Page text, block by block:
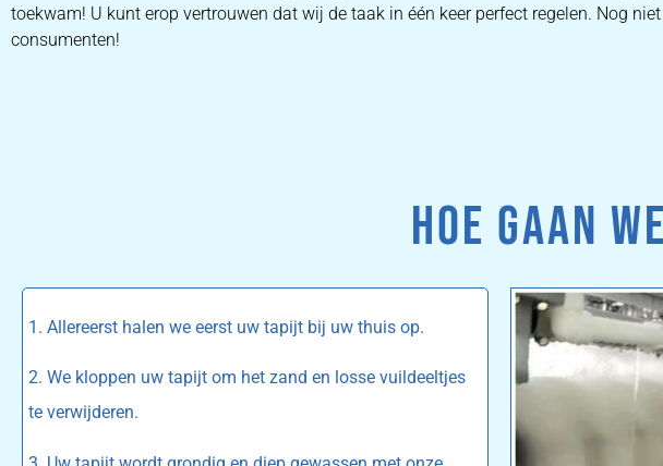
toekwam! U kunt erop vertrouwen dat wij de taak in één keer perfect regelen. Nog
consumenten!
HOE GAAN
1. Allereerst halen we eerst uw tapijt bij uw thuis op.
2. We kloppen uw tapijt om het zand en losse vuildeeltjes
te verwijderen.